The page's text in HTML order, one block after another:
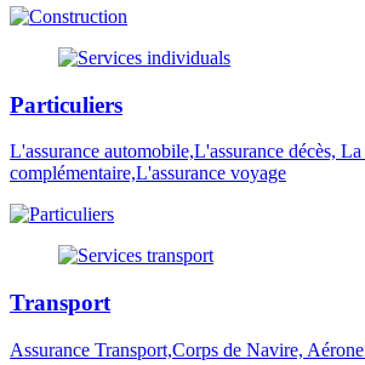
Particuliers
L'assurance automobile,L'assurance décès,
complémentaire,L'assurance voyage
Transport
Assurance Transport,Corps de Navire,